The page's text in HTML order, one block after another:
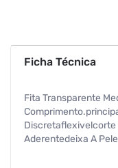
Ficha Técnica
Fita Transparente
Discretaflexivelcorte
Aderentedeixa A